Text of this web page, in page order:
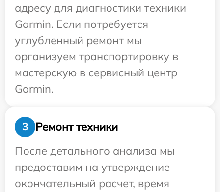
адресу для диагностики техники
Garmin. Если потребуется
углубленный ремонт мы
организуем транспортировку в
мастерскую в сервисный центр
Garmin.
3
Ремонт техники
После детального анализа мы
предоставим на утверждение
окончательный расчет, время